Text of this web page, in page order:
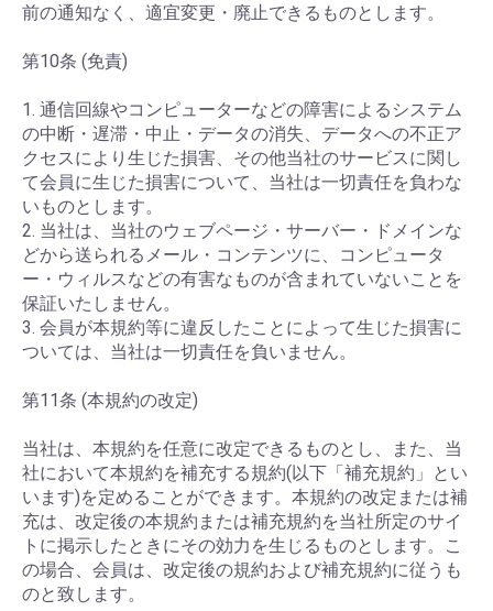
前の通知なく、適宜変更・廃止できるものとします。
第10条 (免責)
1. 通信回線やコンピューターなどの障害によるシステム
の中断・遅滞・中止・データの消失、データへの不正ア
クセスにより生じた損害、その他当社のサービスに関し
て会員に生じた損害について、当社は一切責任を負わな
いものとします。
2. 当社は、当社のウェブページ・サーバー・ドメインな
どから送られるメール・コンテンツに、コンピュータ
ー・ウィルスなどの有害なものが含まれていないことを
保証いたしません。
3. 会員が本規約等に違反したことによって生じた損害に
ついては、当社は一切責任を負いません。
第11条 (本規約の改定)
当社は、本規約を任意に改定できるものとし、また、当
社において本規約を補充する規約(以下「補充規約」とい
います)を定めることができます。本規約の改定または補
充は、改定後の本規約または補充規約を当社所定のサイ
トに掲示したときにその効力を生じるものとします。こ
の場合、会員は、改定後の規約および補充規約に従うも
のと致します。